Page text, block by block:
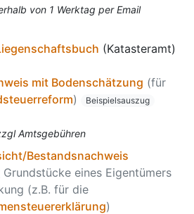
von 1 Werktag per Email
(Katasteramt)
mit Bodenschätzung (für
) Beispielsauszug
Amtsgebühren
Bestandsnachweis
Grundstücke eines Eigentümers
(z.B. für die
)